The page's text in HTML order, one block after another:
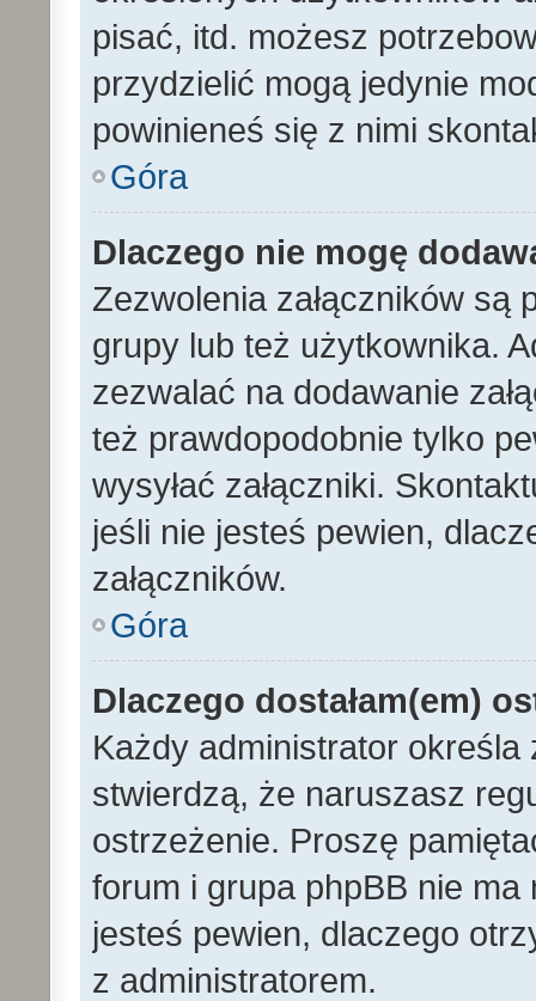
pisać, itd. możesz
przydzielić mogą jedynie
powinieneś się z nimi
Góra
Dlaczego nie mogę
Zezwolenia załączników są
grupy lub też użytkownika.
zezwalać na dodawanie
też prawdopodobnie tylko
wysyłać załączniki.
jeśli nie jesteś pewien,
załączników.
Góra
Dlaczego dostałam(em)
Każdy administrator
stwierdzą, że naruszasz
ostrzeżenie. Proszę
forum i grupa phpBB nie
jesteś pewien, dlaczego
z administratorem.